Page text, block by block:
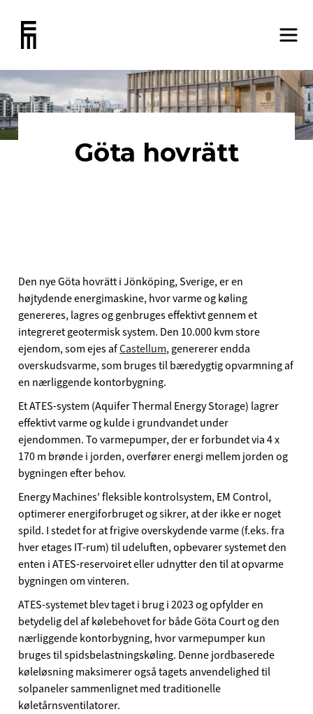
Göta hovrätt
Den nye Göta hovrätt i Jönköping, Sverige, er en
højtydende energimaskine, hvor varme og køling
genereres, lagres og genbruges effektivt gennem et
integreret geotermisk system. Den 10.000 kvm store
ejendom, som ejes afCastellum, genererer endda
overskudsvarme, som bruges til bæredygtig opvarmning af
en nærliggende kontorbygning.
Et ATES-system (Aquifer Thermal Energy Storage) lagrer
effektivt varme og kulde i grundvandet under
ejendommen. To varmepumper, der er forbundet via 4 x
170 m brønde i jorden, overfører energi mellem jorden og
bygningen efter behov.
Energy Machines' fleksible kontrolsystem, EM Control,
optimerer energiforbruget og sikrer, at der ikke er noget
spild. I stedet for at frigive overskydende varme (f.eks. fra
hver etages IT-rum) til udeluften, opbevarer systemet den
enten i ATES-reservoiret eller udnytter den til at opvarme
bygningen om vinteren.
ATES-systemet blev taget i brug i 2023 og opfylder en
betydelig del af kølebehovet for både Göta Court og den
nærliggende kontorbygning, hvor varmepumper kun
bruges til spidsbelastningskøling. Denne jordbaserede
køleløsning maksimerer også tagets anvendelighed til
solpaneler sammenlignet med traditionelle
køletårnsventilatorer.